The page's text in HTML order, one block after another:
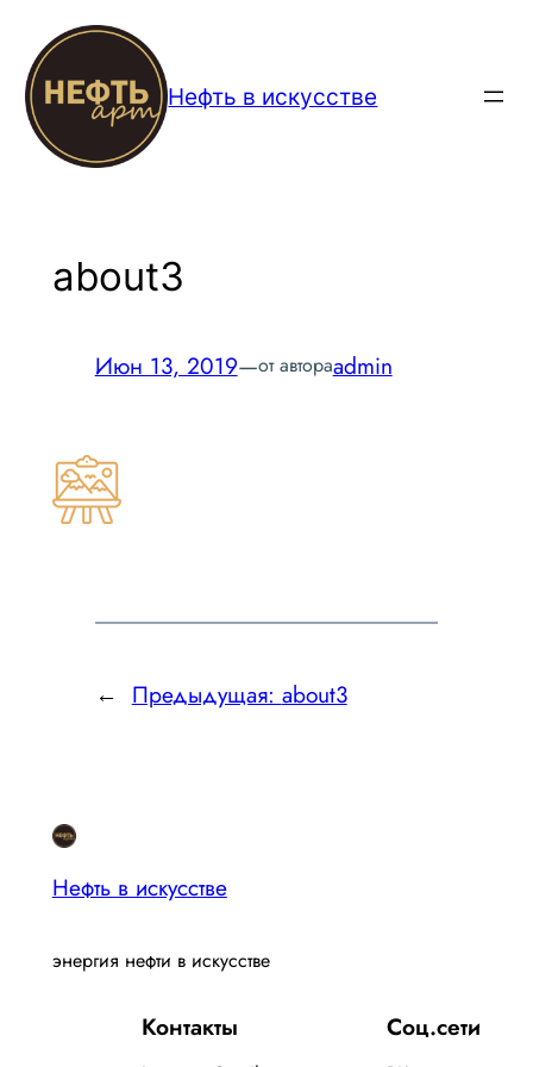
Перейти
содержимому
Нефть в искусстве
about3
Июн 13, 2019—от автораadmin
← Предыдущая: about3
Нефть в искусстве
энергия нефти в искусстве
Контакты Соц.сети